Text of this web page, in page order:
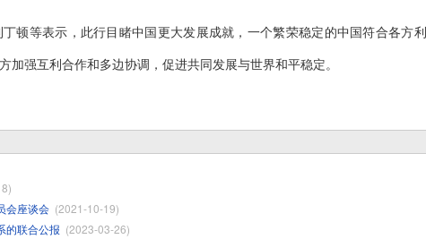
顿等表示，此行目睹中国更大发展成就，一个繁荣稳定的中国符合各方
强互利合作和多边协调，促进共同发展与世界和平稳定。
会座谈会 (2021-10-19)
的联合公报 (2023-03-26)